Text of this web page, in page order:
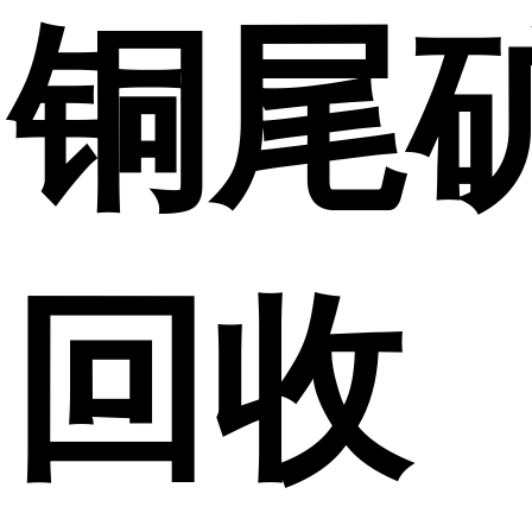
铜尾
回收